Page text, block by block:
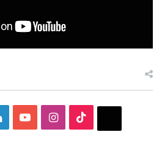
LinkedInYouTubeInstagram